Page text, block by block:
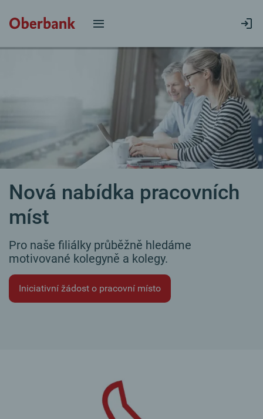
Nová nabídka pracovních
míst
Pro naše filiálky průběžně hledáme
motivované kolegyně a kolegy.
Iniciativní žádost o pracovní místo